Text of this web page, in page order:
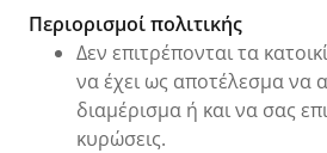
Χρεώσεις και επείγουσες
Περιορισμοί πολιτικής
Δεν επιτρέπονται τα
να έχει ως αποτέλεσμα να
διαμέρισμα ή και να σας
κυρώσεις.